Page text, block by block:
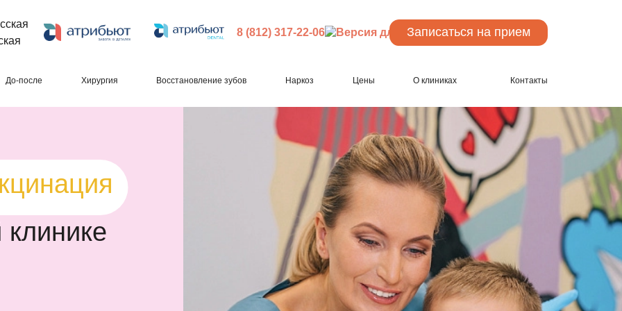
8 (812) 317-22-06 Записаться на прием
До-после Хирургия Восстановление зубов Наркоз Цены О клиниках Контакты
клинике